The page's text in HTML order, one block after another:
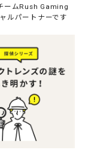
ームRush Gaming
ルパートナーです